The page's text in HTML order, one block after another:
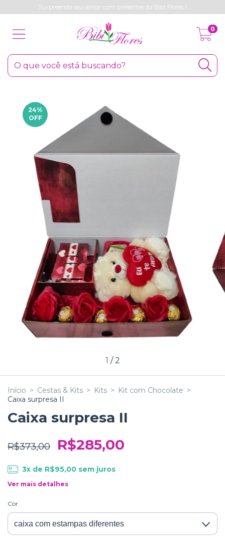
Surpreenda seu amor com presentes da Bibi Flores !
0
24%
OFF
1 / 2
Início > Cestas & Kits > Kits > Kit com Chocolate >
Caixa surpresa II
Caixa surpresa II
R$373,00 R$285,00
3x de R$95,00sem juros
Ver mais detalhes
Cor